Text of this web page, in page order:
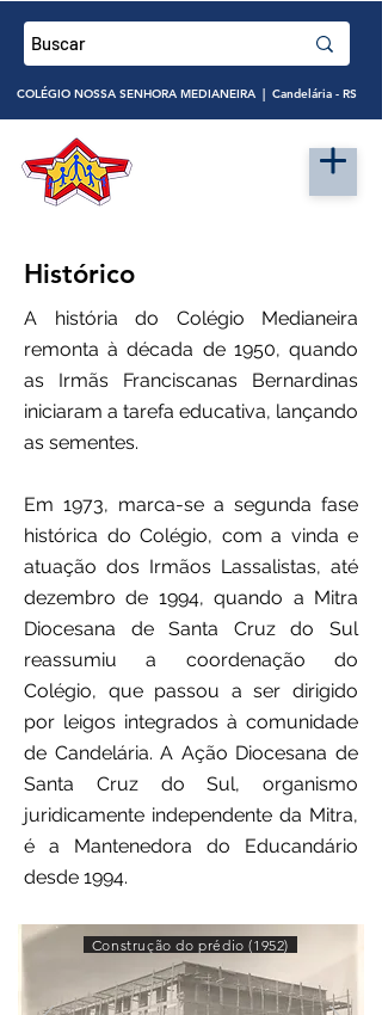
COLÉGIO NOSSA SENHORA MEDIANEIRA | Candelária - RS
Histórico
A história do Colégio Medianeira
remonta à década de 1950, quando
as Irmãs Franciscanas Bernardinas
iniciaram a tarefa educativa, lançando
as sementes.
Em 1973, marca-se a segunda fase
histórica do Colégio, com a vinda e
atuação dos Irmãos Lassalistas, até
dezembro de 1994, quando a Mitra
Diocesana de Santa Cruz do Sul
reassumiu a coordenação do
Colégio, que passou a ser dirigido
por leigos integrados à comunidade
de Candelária. A Ação Diocesana de
Santa Cruz do Sul, organismo
juridicamente independente da Mitra,
é a Mantenedora do Educandário
desde 1994.
Construção do prédio (1952)